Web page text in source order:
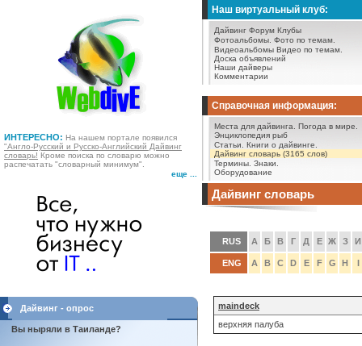
ИНТЕРЕСНО: На нашем портале появился
"Англо-Русский и Русско-Английский Дайвинг
словарь! Кроме поиска по словарю можно
распечатать "словарный минимум".
еще ...
Наш виртуальный клуб:
Дайвинг Форум Клубы
Фотоальбомы. Фото по темам.
Видеоальбомы Видео по темам.
Доска объявлений
Наши дайверы
Комментарии
Справочная информация:
Места для дайвинга.
Погода в мире.
Энциклопедия рыб
Статьи.
Книги о дайвинге.
Дайвинг словарь (3165 слов)
Термины. Знаки.
Оборудование
Дайвинг - опрос
Вы ныряли в Таиланде?
Дайвинг словарь
RUS А Б В Г Д Е Ж З И
ENG A B C D E F G H I
maindeck
верхняя палуба